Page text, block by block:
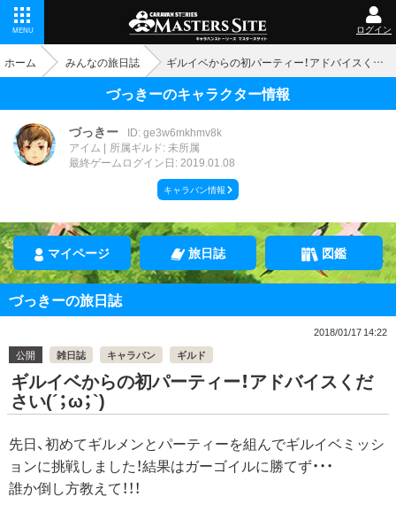
MENU ログイン
ホーム みんなの旅日誌 ギルイベからの初パーティー！アドバイスください(´；ω；`)
づっきーのキャラクター情報
づっきー
ID: ge3w6mkhmv8k
アイム
所属ギルド: 未所属
最終ゲームログイン日: 2019.01.08
キャラバン情報
マイページ 旅日誌 図鑑
づっきーの旅日誌
2018/01/17 14:22
公開
雑日誌 キャラバン ギルド
ギルイベからの初パーティー！アドバイスくだ
さい(´；ω；`)
先日、初めてギルメンとパーティーを組んでギルイベミッシ
ョンに挑戦しました！結果はガーゴイルに勝てず・・・
誰か倒し方教えて！！！